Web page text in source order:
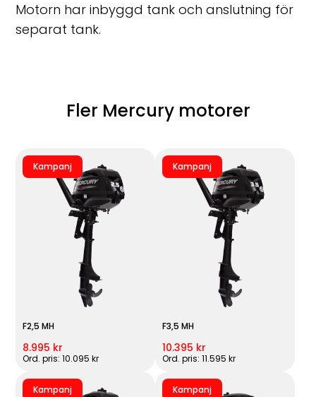
Motorn har inbyggd tank och anslutning för
separat tank.
Fler Mercury motorer
Kampanj
F2,5 MH
8.995 kr
Ord. pris: 10.095 kr
Kampanj
F3,5 MH
10.395 kr
Ord. pris: 11.595 kr
Kampanj Kampanj